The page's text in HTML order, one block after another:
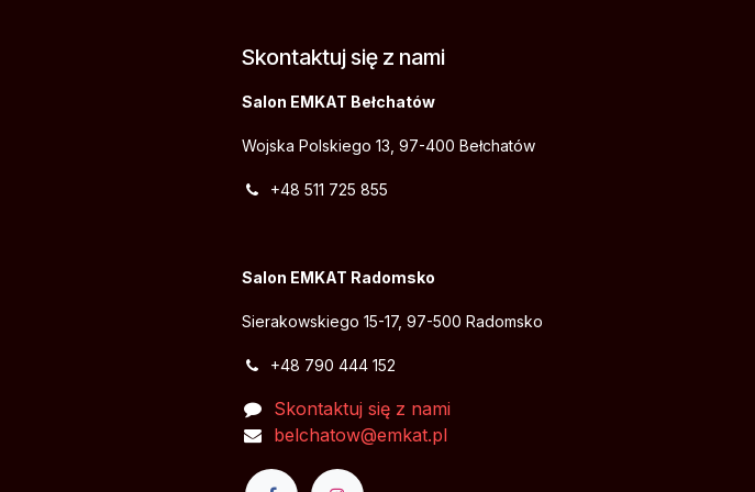
Skontaktuj się z nami
Salon EMKAT Bełchatów
Wojska Polskiego 13, 97-400 Bełchatów
+48 511 725 855
Salon EMKAT Radomsko
Sierakowskiego 15-17, 97-500 Radomsko
+48 790 444 152
Skontaktuj się z nami
belchatow@emkat.pl